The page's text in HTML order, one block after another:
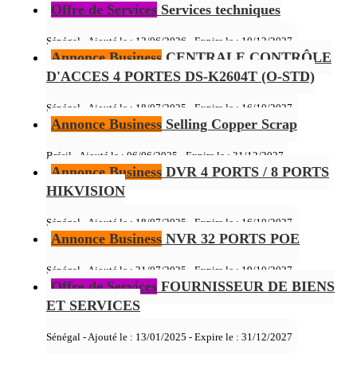
Offre de Services Services techniques
Sénégal - Ajouté le : 12/06/2026 - Expire le : 10/12/2027
Annonce Business CENTRALE CONTRÔLE
D'ACCES 4 PORTES DS-K2604T (O-STD)
Sénégal - Ajouté le : 18/07/2025 - Expire le : 16/10/2027
Annonce Business Selling Copper Scrap
Brésil - Ajouté le : 06/06/2025 - Expire le : 31/12/2027
Annonce Business DVR 4 PORTS / 8 PORTS
HIKVISION
Sénégal - Ajouté le : 18/07/2025 - Expire le : 16/10/2027
Annonce Business NVR 32 PORTS POE
Sénégal - Ajouté le : 21/07/2025 - Expire le : 19/10/2027
Offre de Services FOURNISSEUR DE BIENS
ET SERVICES
Sénégal - Ajouté le : 13/01/2025 - Expire le : 31/12/2027